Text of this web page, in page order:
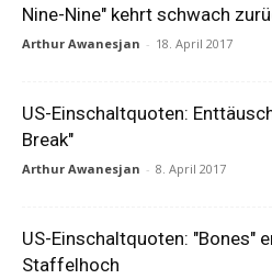
Nine-Nine" kehrt schwach
Arthur Awanesjan - 18. April 2017
US-Einschaltquoten:
Break"
Arthur Awanesjan - 8. April 2017
US-Einschaltquoten: "Bones"
Staffelhoch